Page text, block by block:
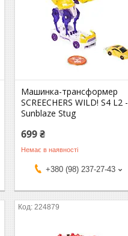
Машинка-трансформер
SCREECHERS WILD! S4 L2 -
Sunblaze Stug
699 ₴
Немає в наявності
+380 (98) 237-27-43
224879